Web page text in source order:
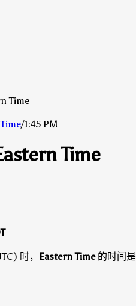
Time
/1:45 PM
Time
时， Eastern Time的时间是